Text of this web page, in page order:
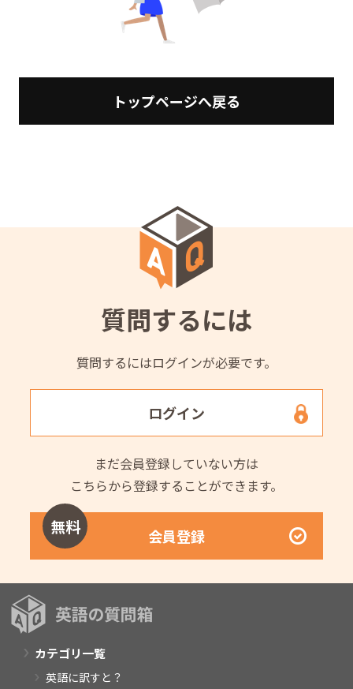
トップページへ戻る
質問するには
質問するにはログインが必要です。
ログイン
まだ会員登録していない方は
こちらから登録することができます。
無料 会員登録
カテゴリ一覧
英語に訳すと？